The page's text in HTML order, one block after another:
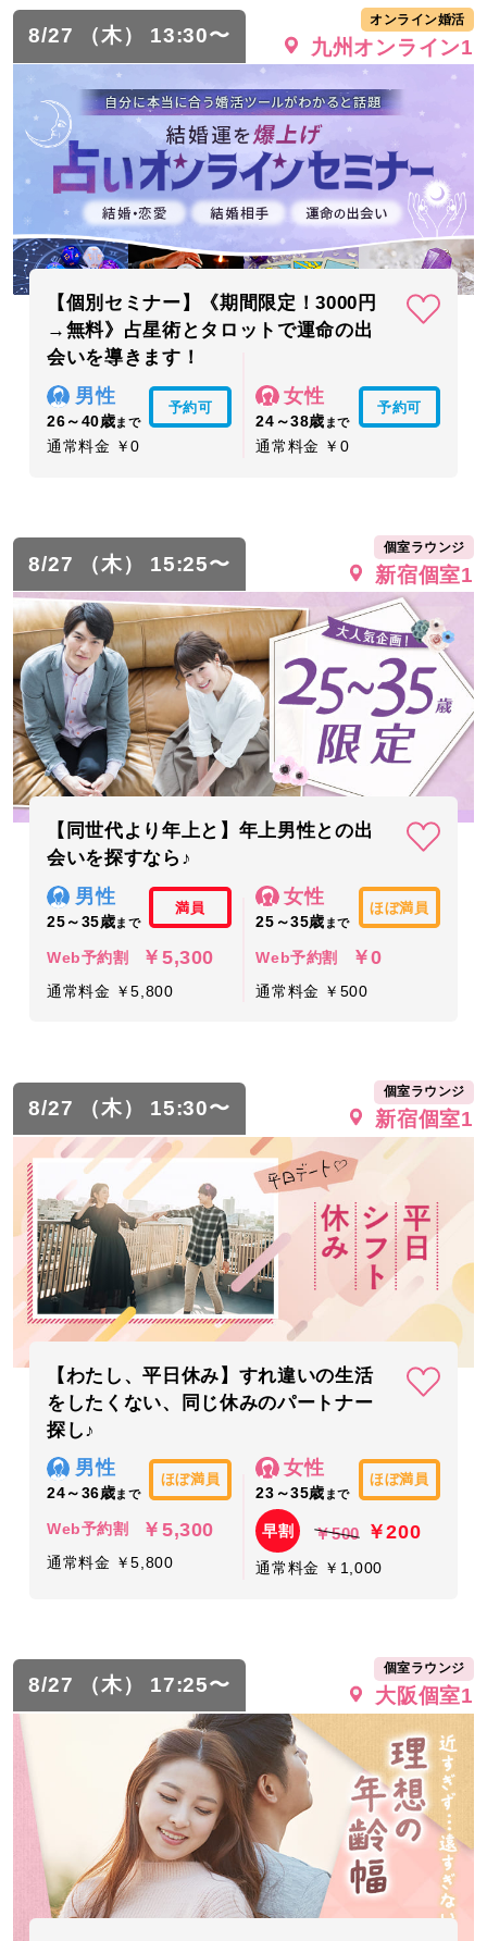
8/27 （木） 13:30〜
オンライン婚活
九州オンライン1
【個別セミナー】《期間限定！3000円
→無料》占星術とタロットで運命の出
会いを導きます！
男性
26～40歳まで
予約可
通常料金 ￥0
女性
24～38歳 まで
予約可
通常料金 ￥0
8/27 （木） 15:25〜
個室ラウンジ
新宿個室1
【同世代より年上と】年上男性との出
会いを探すなら♪
男性
25～35歳まで
満員
Web予約割 ￥5,300
通常料金 ￥5,800
女性
25～35歳 まで
ほぼ満員
Web予約割 ￥0
通常料金 ￥500
8/27 （木） 15:30〜
個室ラウンジ
新宿個室1
【わたし、平日休み】すれ違いの生活
をしたくない、同じ休みのパートナー
探し♪
男性
24～36歳まで
ほぼ満員
Web予約割 ￥5,300
通常料金 ￥5,800
女性
23～35歳 まで
ほぼ満員
早割 ￥500 ￥200
通常料金 ￥1,000
8/27 （木） 17:25〜
個室ラウンジ
大阪個室1